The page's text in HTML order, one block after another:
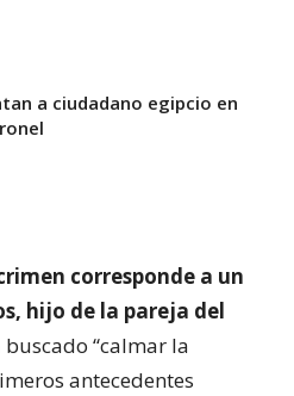
a ciudadano egipcio en
corresponde a un
hijo de la pareja del
“calmar la
antecedentes